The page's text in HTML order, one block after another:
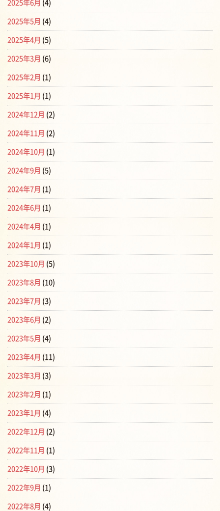
2025年6月 (4)
2025年5月 (4)
2025年4月 (5)
2025年3月 (6)
2025年2月 (1)
2025年1月 (1)
2024年12月 (2)
2024年11月 (2)
2024年10月 (1)
2024年9月 (5)
2024年7月 (1)
2024年6月 (1)
2024年4月 (1)
2024年1月 (1)
2023年10月 (5)
2023年8月 (10)
2023年7月 (3)
2023年6月 (2)
2023年5月 (4)
2023年4月 (11)
2023年3月 (3)
2023年2月 (1)
2023年1月 (4)
2022年12月 (2)
2022年11月 (1)
2022年10月 (3)
2022年9月 (1)
2022年8月 (4)